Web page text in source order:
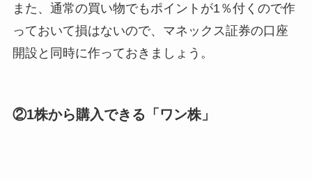
また、通常の買い物でもポイントが1％付くので作
っておいて損はないので、マネックス証券の口座
開設と同時に作っておきましょう。
②1株から購入できる「ワン株」